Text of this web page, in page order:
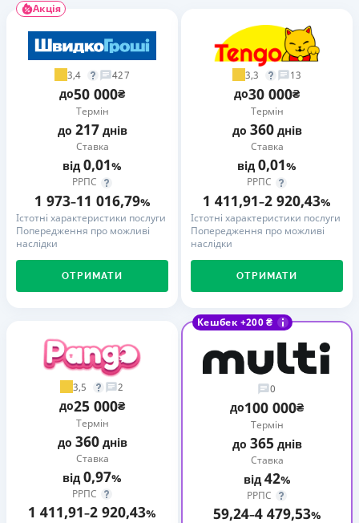
Акція
3,4 427
до50 000₴
Термін
до 217днів
Ставка
від 0,01%
РРПС
1 973–11 016,79%
Істотні характеристики послуги
Попередження про можливі
наслідки
ОТРИМАТИ
3,3 13
до30 000₴
Термін
до 360днів
Ставка
від 0,01%
РРПС
1 411,91–2 920,43%
Істотні характеристики послуги
Попередження про можливі
наслідки
ОТРИМАТИ
3,5 2
до25 000₴
Термін
до 360днів
Ставка
від 0,97%
РРПС
1 411,91–2 920,43%
Кешбек +200 ₴
0
до100 000₴
Термін
до 365днів
Ставка
від 42%
РРПС
59,24–4 479,53%